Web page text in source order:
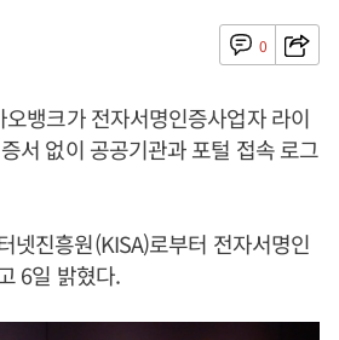
0
뱅크가 전자서명인증사업자 라이
서 없이 공공기관과 포털 접속 로그
넷진흥원(KISA)로부터 전자서명인
6일 밝혔다.